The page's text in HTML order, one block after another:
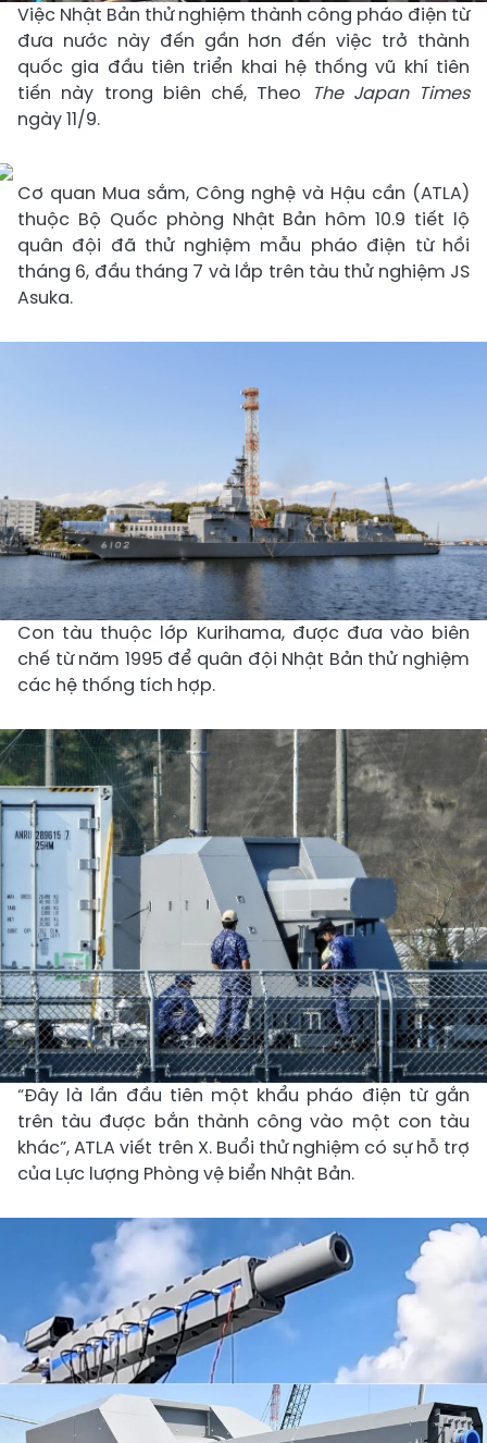
Việc Nhật Bản thử nghiệm thành công pháo điện từ
đưa nước này đến gần hơn đến việc trở thành
quốc gia đầu tiên triển khai hệ thống vũ khí tiên
tiến này trong biên chế, Theo
The Japan Times
ngày 11/9.
Cơ quan Mua sắm, Công nghệ và Hậu cần (ATLA)
thuộc Bộ Quốc phòng Nhật Bản hôm 10.9 tiết lộ
quân đội đã thử nghiệm mẫu pháo điện từ hồi
tháng 6, đầu tháng 7 và lắp trên tàu thử nghiệm JS
Asuka.
Con tàu thuộc lớp Kurihama, được đưa vào biên
chế từ năm 1995 để quân đội Nhật Bản thử nghiệm
các hệ thống tích hợp.
“Đây là lần đầu tiên một khẩu pháo điện từ gắn
trên tàu được bắn thành công vào một con tàu
khác”, ATLA viết trên X. Buổi thử nghiệm có sự hỗ trợ
của Lực lượng Phòng vệ biển Nhật Bản.